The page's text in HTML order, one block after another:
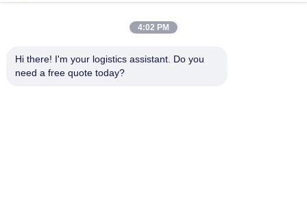
4:02 PM
Hi there! I'm your logistics assistant. Do you
need a free quote today?